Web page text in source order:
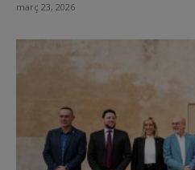
març 23, 2026